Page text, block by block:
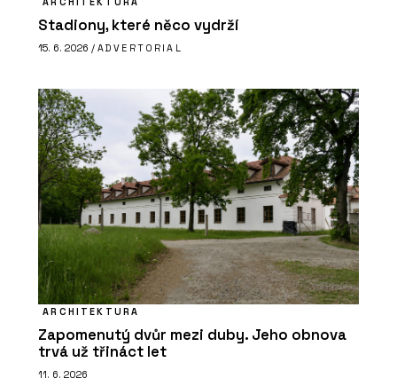
Stadiony, které něco vydrží
15. 6. 2026 / ADVERTORIAL
ARCHITEKTURA
Zapomenutý dvůr mezi duby. Jeho obnova
trvá už třináct let
11. 6. 2026